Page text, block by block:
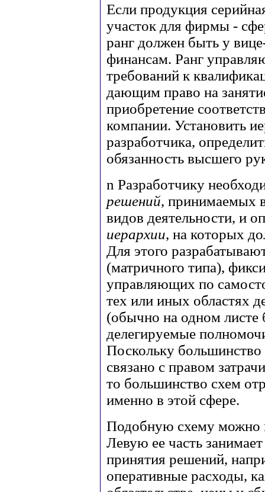
Если продукция
участок для фирмы -
ранг должен быть у
финансам. Ранг
требований к
дающим право на
приобретение
компании. Установить
разработчика,
обязанность высшего
n Разработчику
решений, принимаемых
видов деятельности, и
иерархии, на которых
Для этого
(матричного типа),
управляющих по
тех или иных областях
(обычно на одном листе
делегируемые
Поскольку большинство
связано с правом
то большинство схем
именно в этой сфере.
Подобную схему можно
Левую ее часть
принятия решений,
оперативные расходы,